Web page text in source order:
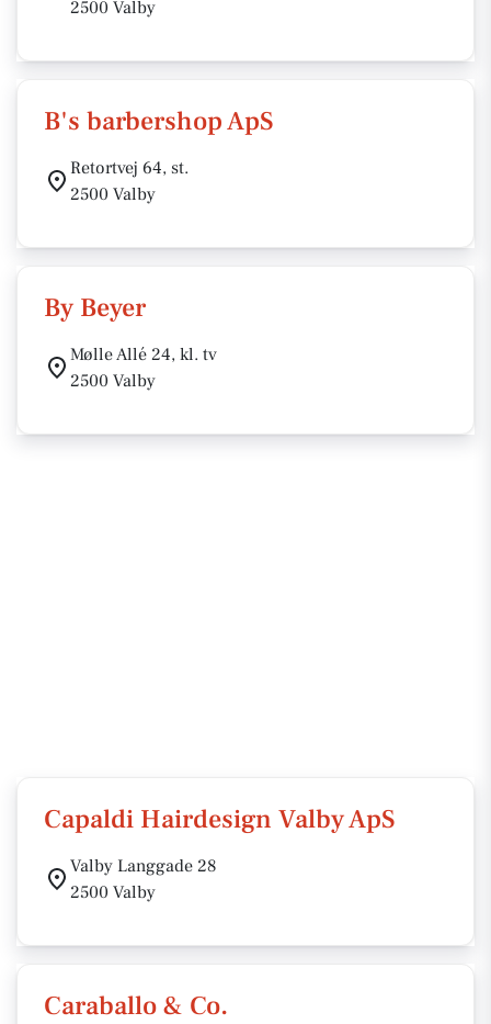
2500 Valby
B's barbershop ApS
Retortvej 64, st.
2500 Valby
By Beyer
Mølle Allé 24, kl. tv
2500 Valby
Capaldi Hairdesign Valby ApS
Valby Langgade 28
2500 Valby
Caraballo & Co.